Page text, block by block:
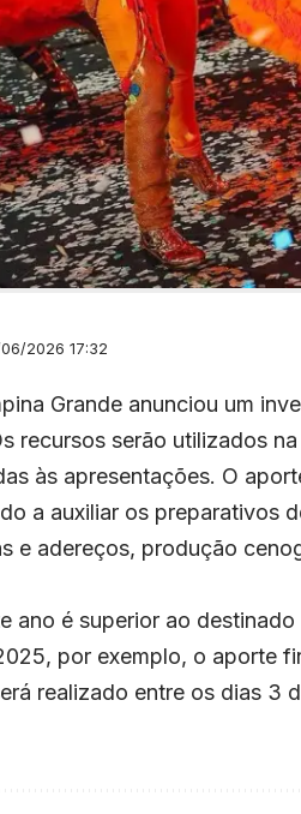
06/2026 17:32
Grande anunciou um
recursos serão utilizados
às apresentações. O
a auxiliar os preparativos
e adereços, produção
ano é superior ao
por exemplo, o aporte
realizado entre os dias 3